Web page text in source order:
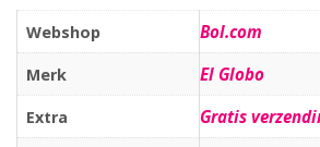
Webshop Bol.com
Merk El Globo
Extra Gratis